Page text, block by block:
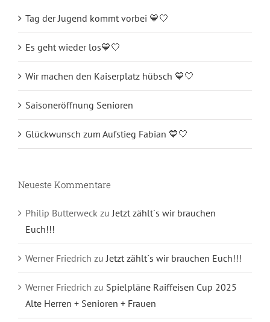
Tag der Jugend kommt vorbei 💙🤍
Es geht wieder los💙🤍
Wir machen den Kaiserplatz hübsch 💙🤍
Saisoneröffnung Senioren
Glückwunsch zum Aufstieg Fabian 💙🤍
Neueste Kommentare
Philip Butterweck zu Jetzt zählt´s wir brauchen
Euch!!!
Werner Friedrich zu Jetzt zählt´s wir brauchen Euch!!!
Werner Friedrich zu Spielpläne Raiffeisen Cup 2025
Alte Herren + Senioren + Frauen